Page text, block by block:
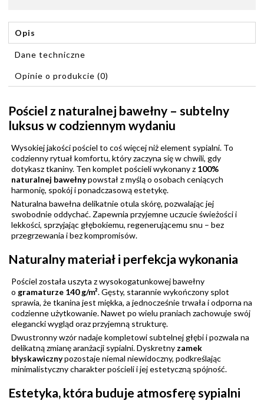
Opis
Dane techniczne
Opinie o produkcie (0)
Pościel z naturalnej bawełny – subtelny
luksus w codziennym wydaniu
Wysokiej jakości pościel to coś więcej niż element sypialni. To
codzienny rytuał komfortu, który zaczyna się w chwili, gdy
dotykasz tkaniny. Ten komplet pościeli wykonany z 100%
naturalnej bawełnypowstał z myślą o osobach ceniących
harmonię, spokój i ponadczasową estetykę.
Naturalna bawełna delikatnie otula skórę, pozwalając jej
swobodnie oddychać. Zapewnia przyjemne uczucie świeżości i
lekkości, sprzyjając głębokiemu, regenerującemu snu – bez
przegrzewania i bez kompromisów.
Naturalny materiał i perfekcja wykonania
Pościel została uszyta z wysokogatunkowej bawełny
o gramaturze 140 g/m². Gęsty, starannie wykończony splot
sprawia, że tkanina jest miękka, a jednocześnie trwała i odporna na
codzienne użytkowanie. Nawet po wielu praniach zachowuje swój
elegancki wygląd oraz przyjemną strukturę.
Dwustronny wzór nadaje kompletowi subtelnej głębi i pozwala na
delikatną zmianę aranżacji sypialni. Dyskretny zamek
błyskawicznypozostaje niemal niewidoczny, podkreślając
minimalistyczny charakter pościeli i jej estetyczną spójność.
Estetyka, która buduje atmosferę sypialni